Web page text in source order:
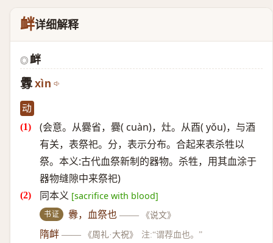
衅详细解释
◎ 衅
釁 xìn
动
(会意。从爨省，爨( cuàn)，灶。从酉( yǒu)，与酒
有关，表祭祀。分，表示分布。合起来表杀牲以
祭。本义:古代血祭新制的器物。杀牲，用其血涂于
器物缝隙中来祭祀)
同本义 [sacrifice with blood]
书证 釁，血祭也 —— 《说文》
隋衅 —— 《周礼·大祝》 注:“谓荐血也。”